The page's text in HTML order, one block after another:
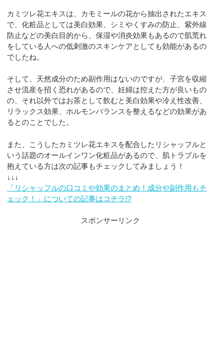
カミツレ花エキスは、カモミールの花から抽出されたエキス
で、化粧品としては美白効果、シミやくすみの防止、紫外線
防止などの美白目的から、保湿や消炎効果もあるので肌荒れ
をしている人への低刺激のスキンケアとしても効能があるの
でしたね。
そして、天然成分のため副作用はないのですが、子宮を収縮
させ流産を招く恐れがあるので、妊婦は控えた方が良いもの
の、それ以外ではお茶として飲むと美白効果や冷え性改善、
リラックス効果、ホルモンバランスを整えるなどの効果があ
るとのことでした。
また、こうしたカミツレ花エキスを配合したリシャッフルと
いう話題のオールインワン化粧品があるので、肌トラブルを
抱えている方は次の記事もチェックしてみましょう！
↓↓↓
「リシャッフルの口コミや効果のまとめ！成分や副作用もチ
ェック！」についての記事はコチラ!?
スポンサーリンク